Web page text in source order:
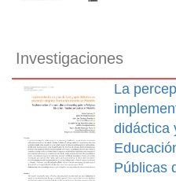
Investigaciones
La
didáctica
Públicas